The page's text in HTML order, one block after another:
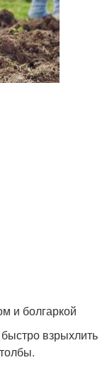
и болгаркой
взрыхлить